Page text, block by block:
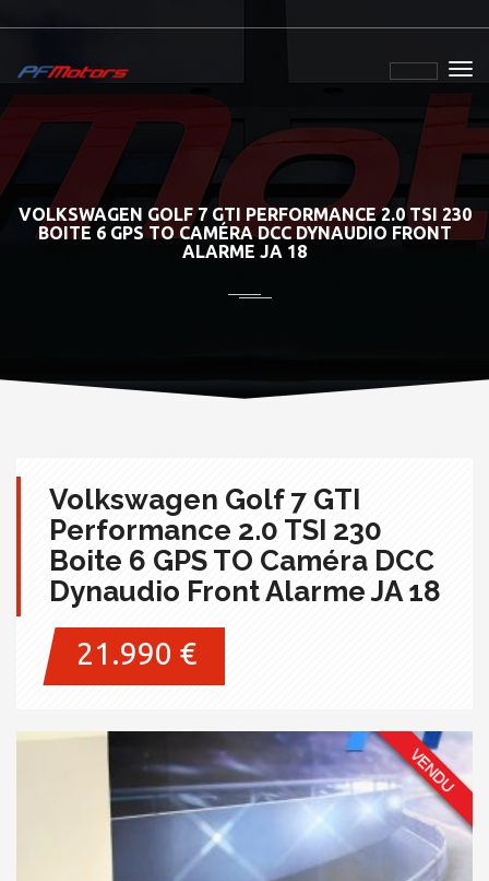
VOLKSWAGEN GOLF 7 GTI PERFORMANCE 2.0 TSI 230
BOITE 6 GPS TO CAMÉRA DCC DYNAUDIO FRONT
ALARME JA 18
Volkswagen Golf 7 GTI
Performance 2.0 TSI 230
Boite 6 GPS TO Caméra DCC
Dynaudio Front Alarme JA 18
21.990 €